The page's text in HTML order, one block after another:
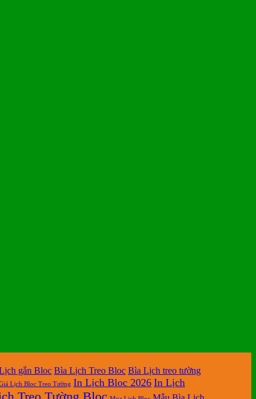
gắn Bloc Bìa Lịch Treo Bloc Bìa Lịch treo tường
Lịch Bloc Treo Tường In Lịch Bloc 2026 In Lịch